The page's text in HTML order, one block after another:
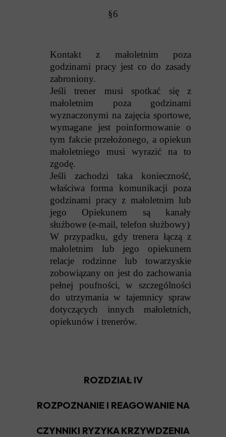
§6
Kontakt z małoletnim poza
godzinami pracy jest co do zasady
zabroniony.
Jeśli trener musi spotkać się z
małoletnim poza godzinami
wyznaczonymi na zajęcia sportowe,
wymagane jest poinformowanie o
tym fakcie przełożonego, a opiekun
małoletniego musi wyrazić na to
zgodę.
Jeśli zachodzi taka konieczność,
właściwa forma komunikacji poza
godzinami pracy z małoletnim lub
jego Opiekunem są kanały
służbowe (e-mail, telefon służbowy)
W przypadku, gdy trenera łączą z
małoletnim lub jego opiekunem
relacje rodzinne lub towarzyskie
zobowiązany on jest do zachowania
pełnej poufności, w szczególności
do utrzymania w tajemnicy spraw
dotyczących innych małoletnich,
opiekunów i trenerów.
ROZDZIAŁ IV
ROZPOZNANIE I REAGOWANIE NA
CZYNNIKI RYZYKA KRZYWDZENIA